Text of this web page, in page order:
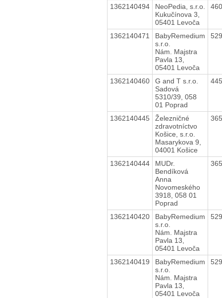
1362140494
NeoPedia, s.r.o.
Kukučínova 3,
05401 Levoča
1362140471
BabyRemedium
s.r.o.
Nám. Majstra
Pavla 13,
05401 Levoča
1362140460
G and T s.r.o.
Sadová
5310/39, 058
01 Poprad
1362140445
Železničné
zdravotníctvo
Košice, s.r.o.
Masarykova 9,
04001 Košice
1362140444
MUDr.
Bendíková
Anna
Novomeského
3918, 058 01
Poprad
1362140420
BabyRemedium
s.r.o.
Nám. Majstra
Pavla 13,
05401 Levoča
1362140419
BabyRemedium
s.r.o.
Nám. Majstra
Pavla 13,
05401 Levoča